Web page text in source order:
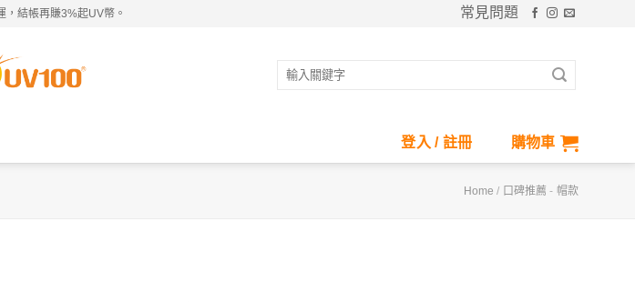
，結帳再賺3%起UV幣。 常見問題
搜
登入 / 註冊 購物車
Home / 口碑推薦 - 帽款